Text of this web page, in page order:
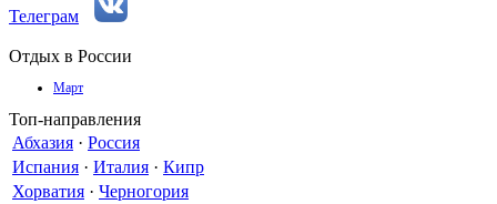
Телеграм
Отдых в России
Март
Топ-направления
Абхазия · Россия
Испания · Италия · Кипр
Хорватия · Черногория